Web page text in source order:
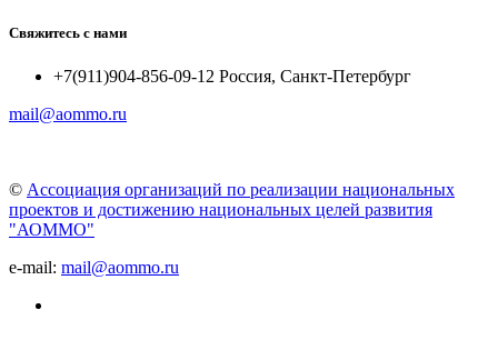
Свяжитесь с нами
+7(911)904-856-09-12 Россия, Санкт-Петербург
mail@aommo.ru
© Ассоциация организаций по реализации национальных
проектов и достижению национальных целей развития
"АОММО"
e-mail: mail@aommo.ru